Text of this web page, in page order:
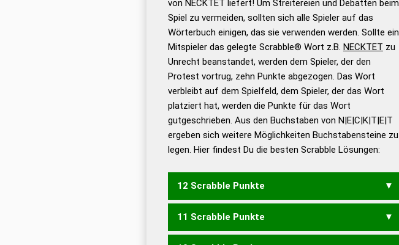
Gültigkeit eines Wortes für das Scrabble-Spiel zu
bestimmen! zugelassene Turnier Scrabble-
Wörterbücher sind:
Duden – Standardwerk in 12
Bänden
Duden – Richtiges und gutes
Deutsch
Duden – Die deutsche Grammatik
Duden – Deutsches
Universalwörterbuch
von NECKTET liefert! Um Streitereien und Debatten beim
Spiel zu vermeiden, sollten sich alle Spieler auf das
Wörterbuch einigen, das sie verwenden werden. Sollte ein
Mitspieler das gelegte Scrabble® Wort z.B. NECKTET zu
Unrecht beanstandet, werden dem Spieler, der den
Protest vortrug, zehn Punkte abgezogen. Das Wort
verbleibt auf dem Spielfeld, dem Spieler, der das Wort
platziert hat, werden die Punkte für das Wort
gutgeschrieben. Aus den Buchstaben von N|E|C|K|T|E|T
ergeben sich weitere Möglichkeiten Buchstabensteine zu
legen. Hier findest Du die besten Scrabble Lösungen:
12 Scrabble Punkte
NECKET
11 Scrabble Punkte